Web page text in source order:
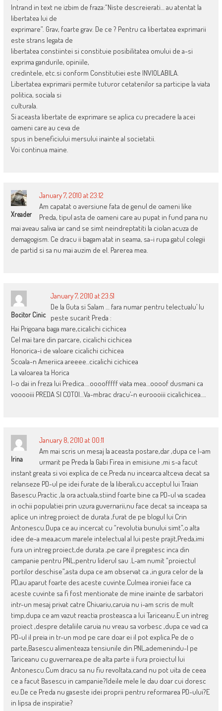
Intrand in text ne izbim de fraza:“Niste descreierati… au atentat la
libertatea lui de
exprimare”. Grav, foarte grav. De ce ? Pentru ca libertatea exprimarii
este strans legata de
libertatea constiintei si constituie posibilitatea omului de a-si
exprima gandurile, opiniile,
credintele, etc.si conform Constitutiei este INVIOLABILA.
Libertatea exprimarii permite tuturor cetatenilor sa participe la viata
politica, sociala si
culturala.
Si aceasta libertate de exprimare se aplica cu precadere la acei
oameni care au ceva de
spus in beneficiului mersului inainte al societatii.
Voi continua maine.
Xreader
January 7, 2010 at 23:12
Am capatat o aversiune fata de genul de oameni like
Preda, tipul asta de oameni care au pupat in fund pana nu
mai aveau saliva iar cand se simt neindreptatiti la ciolan acuza de
demagogism. Ce dracu ii bagam atat in seama, sa-i rupa gatul colegii
de partid si sa nu mai auzim de el. Parerea mea.
Bocitor Cinic
January 7, 2010 at 23:51
De la Guta si Salam … fara numar pentru telectualu’ lu
peste sucarit Preda :
Hai Prigoana baga mare,cicalichi cichicea
Cel mai tare din parcare, cicalichi cichicea
Honorica-i de valoare cicalichi cichicea
Scoala-n Ameriica areeee..cicalichi cichicea
La valoarea ta Horica
I-o dai in freza lui Predica….oooofffff viata mea…oooof dusmani ca
vooooiii PREDA SI COTOI…Va-mbrac dracu’-n euroooiii cicalichicea….
Irina
January 8, 2010 at 00:11
Am mai scris un mesaj la aceasta postare,dar ,dupa ce l-am
urmarit pe Preda la Gabi Firea in emisiune ,mi s-a facut
instant greata si voi explica de ce.Preda nu incearca altceva decat sa
relanseze PD-ul pe idei furate de la liberali,cu acceptul lui Traian
Basescu.Practic ,la ora actuala,stiind foarte bine ca PD-ul va scadea
in ochii populatiei prin uzura guvernarii,nu face decat sa inceapa sa
aplice un intreg proiect de durata ,furat de pe blogul lui Crin
Antonescu.Dupa ce au incercat cu “revolutia bunului simt”,o alta
idee de-a mea,acum marele intelectual al lui peste prajit,Preda,imi
fura un intreg proiect,de durata ,pe care il pregatesc inca din
campanie pentru PNL,pentru liderul sau .L-am numit “proiectul
portilor deschise”,asta dupa ce am observat ca ,in gura celor de la
PD,au aparut foarte des aceste cuvinte.Culmea ironiei face ca
aceste cuvinte sa fi fost mentionate de mine inainte de sarbatori
intr-un mesaj privat catre Chiuariu,caruia nu i-am scris de mult
timp,dupa ce am vazut reactia prosteasca a lui Tariceanu.E un intreg
proiect ,despre detaliile caruia nu vreau sa vorbesc ,dupa ce vad ca
PD-ul il preia in tr-un mod pe care doar ei il pot explica.Pe de o
parte,Basescu alimenteaza tensiunile din PNL,ademenindu-l pe
Tariceanu cu guvernarea,pe de alta parte ii fura proiectul lui
Antonescu.Cum dracu sa nu fiu revoltata,cand nu pot uita de ceea
ce a facut Basescu in campanie?Ideile mele le dau doar cui doresc
eu.De ce Preda nu gaseste idei proprii pentru reformarea PD-ului?E
in lipsa de inspiratie?